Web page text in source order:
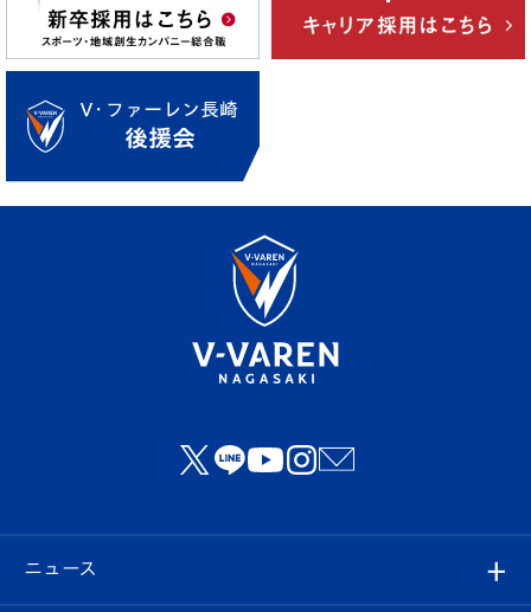
ニュース